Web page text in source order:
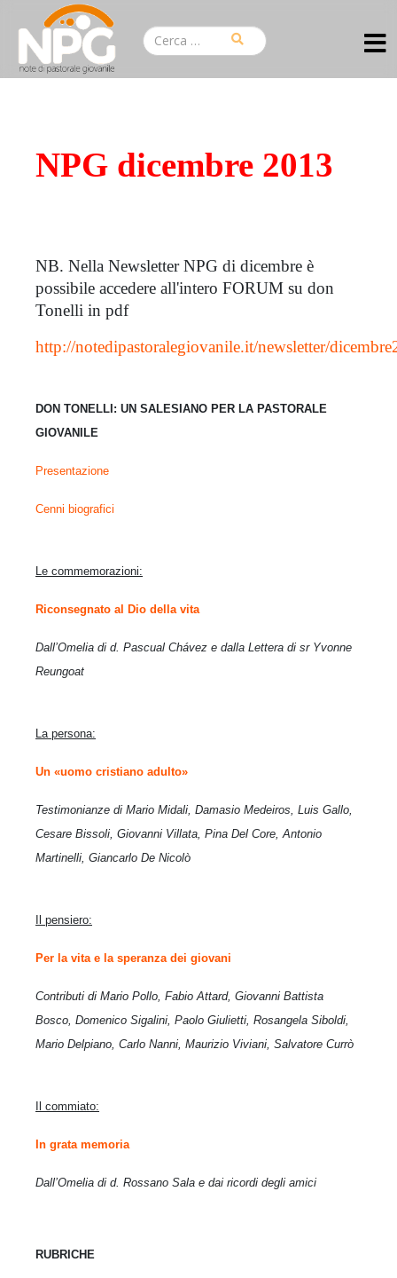
NPG dicembre 2013
NB. Nella Newsletter NPG di dicembre è
possibile accedere all'intero FORUM su don
Tonelli in pdf
http://notedipastoralegiovanile.it/newsletter/
DON TONELLI: UN SALESIANO PER LA PASTORALE
GIOVANILE
Presentazione
Cenni biografici
Le commemorazioni:
Riconsegnato al Dio della vita
Dall’Omelia di d. Pascual Chávez e dalla Lettera di sr Yvonne
Reungoat
La persona:
Un «uomo cristiano adulto»
Testimonianze di Mario Midali, Damasio Medeiros, Luis Gallo,
Cesare Bissoli, Giovanni Villata, Pina Del Core, Antonio
Martinelli, Giancarlo De Nicolò
Il pensiero:
Per la vita e la speranza dei giovani
Contributi di Mario Pollo, Fabio Attard, Giovanni Battista
Bosco, Domenico Sigalini, Paolo Giulietti, Rosangela Siboldi,
Mario Delpiano, Carlo Nanni, Maurizio Viviani, Salvatore Currò
Il commiato:
In grata memoria
Dall’Omelia di d. Rossano Sala e dai ricordi degli amici
RUBRICHE